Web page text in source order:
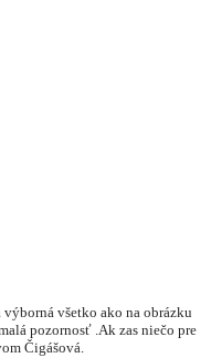
všetko ako na obrázku
pozornosť .Ak zas niečo pre
Čigášová.